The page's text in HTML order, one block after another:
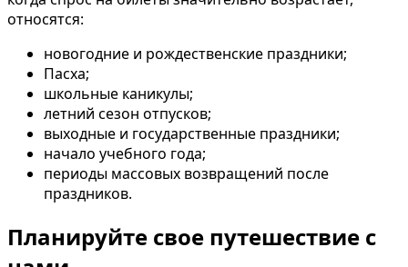
относятся:
новогодние и рождественские праздники;
Пасха;
школьные каникулы;
летний сезон отпусков;
выходные и государственные праздники;
начало учебного года;
периоды массовых возвращений после
праздников.
Планируйте свое путешествие с